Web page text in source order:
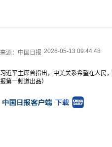
来源： 中国日报 2026-05-13 09:44:48
习近平主席曾指出，中美关系希望在人民
报第一频道出品）